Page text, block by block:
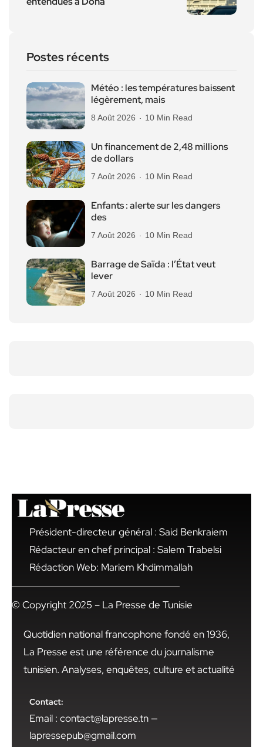
Postes récents
Météo : les températures baissent
légèrement, mais
8 Août 2026 10 Min Read
Un financement de 2,48 millions
de dollars
7 Août 2026 10 Min Read
Enfants : alerte sur les dangers
des
7 Août 2026 10 Min Read
Barrage de Saïda : l’État veut
lever
7 Août 2026 10 Min Read
Président-directeur général : Said Benkraiem
Rédacteur en chef principal : Salem Trabelsi
Rédaction Web: Mariem Khdimmallah
© Copyright 2025 – La Presse de Tunisie
Quotidien national francophone fondé en 1936,
La Presse est une référence du journalisme
tunisien. Analyses, enquêtes, culture et actualité
Contact:
Email : contact@lapresse.tn —
lapressepub@gmail.com